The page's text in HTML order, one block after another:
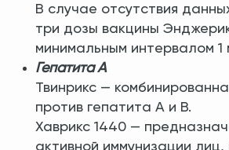
В случае отсутствия
три дозы вакцины
минимальным интервалом 1
Гепатита А
Твинрикс —
против гепатита А и В.
Хаврикс 1440 —
активной иммунизации лиц,